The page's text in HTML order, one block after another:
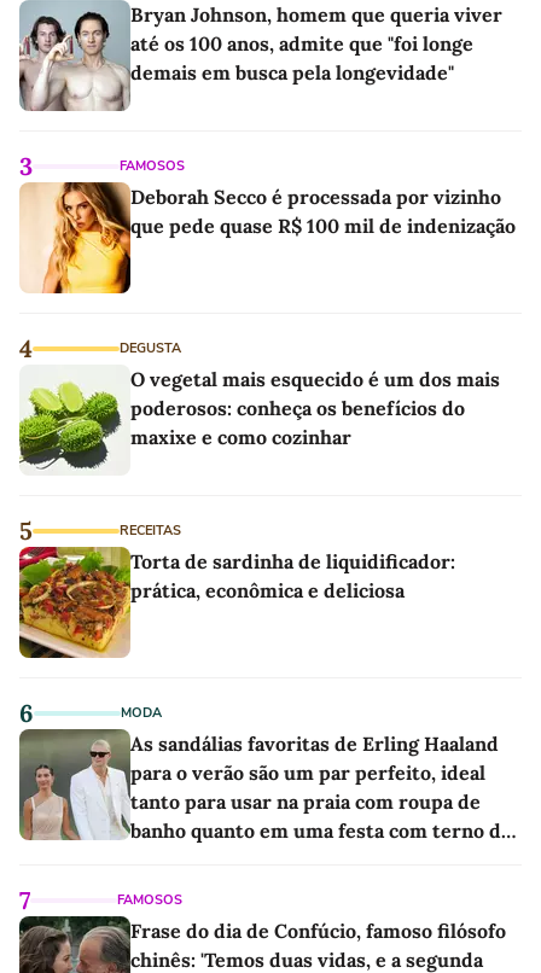
Bryan Johnson, homem que queria viver
até os 100 anos, admite que "foi longe
demais em busca pela longevidade"
3 FAMOSOS
Deborah Secco é processada por vizinho
que pede quase R$ 100 mil de indenização
4 DEGUSTA
O vegetal mais esquecido é um dos mais
poderosos: conheça os benefícios do
maxixe e como cozinhar
5 RECEITAS
Torta de sardinha de liquidificador:
prática, econômica e deliciosa
6 MODA
As sandálias favoritas de Erling Haaland
para o verão são um par perfeito, ideal
tanto para usar na praia com roupa de
banho quanto em uma festa com terno de
7 FAMOSOS
Frase do dia de Confúcio, famoso filósofo
chinês: 'Temos duas vidas, e a segunda